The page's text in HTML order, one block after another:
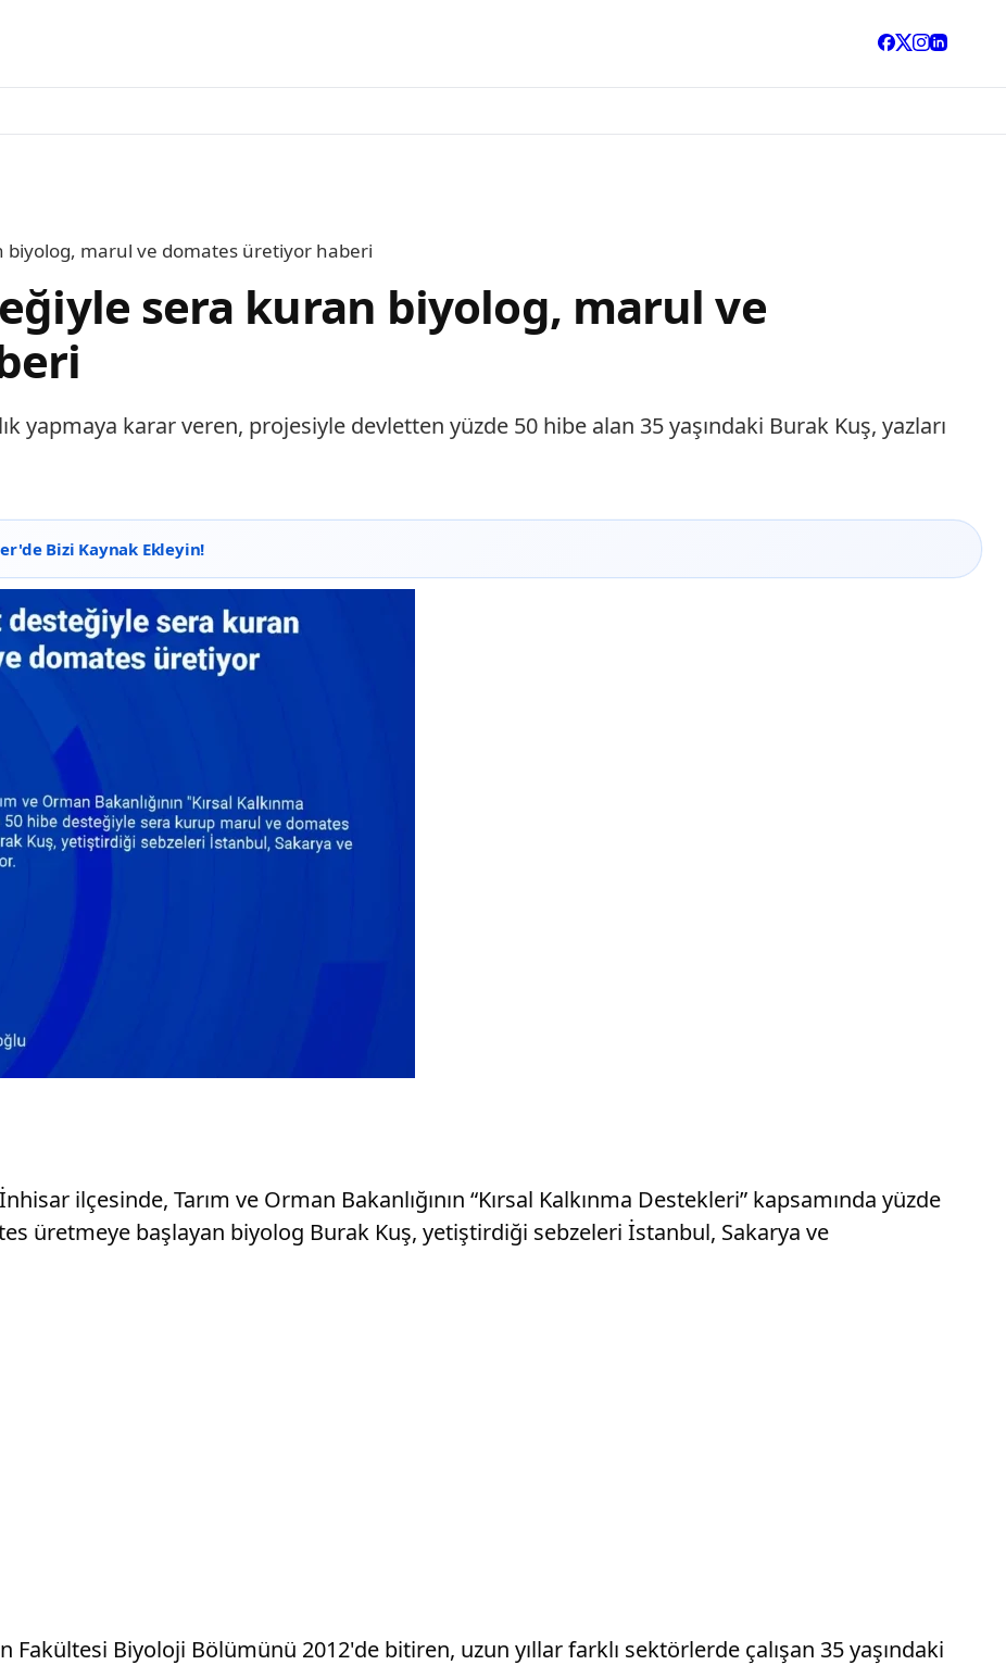
biyolog, marul ve domates üretiyor haberi
sera kuran biyolog, marul ve
yapmaya karar veren, projesiyle devletten yüzde 50 hibe alan 35 yaşındaki Burak Kuş, yazları
Bizi Kaynak Ekleyin!
ilçesinde, Tarım ve Orman Bakanlığının “Kırsal Kalkınma Destekleri” kapsamında yüzde
üretmeye başlayan biyolog Burak Kuş, yetiştirdiği sebzeleri İstanbul, Sakarya ve
Fakültesi Biyoloji Bölümünü 2012'de bitiren, uzun yıllar farklı sektörlerde çalışan 35 yaşındaki